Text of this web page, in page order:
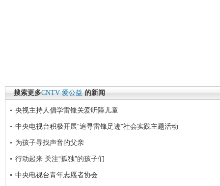
搜索更多CNTV 爱公益 的新闻
央视主持人倡学雷锋关爱听障儿童
中央电视台积极开展“追寻雷锋足迹”社会实践主题活动
为孩子寻找声音的父亲
行动起来 关注“孤独”的孩子们
中央电视台青年志愿者协会